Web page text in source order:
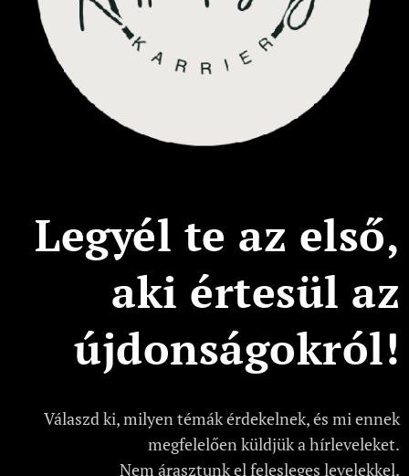
Legyél te az első,
aki értesül az
újdonságokról!
Válaszd ki, milyen témák érdekelnek, és mi ennek
megfelelően küldjük a hírleveleket.
Nem árasztunk el felesleges levelekkel.